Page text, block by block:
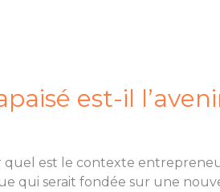
est-il
quel est le contexte
qui serait fondée sur une